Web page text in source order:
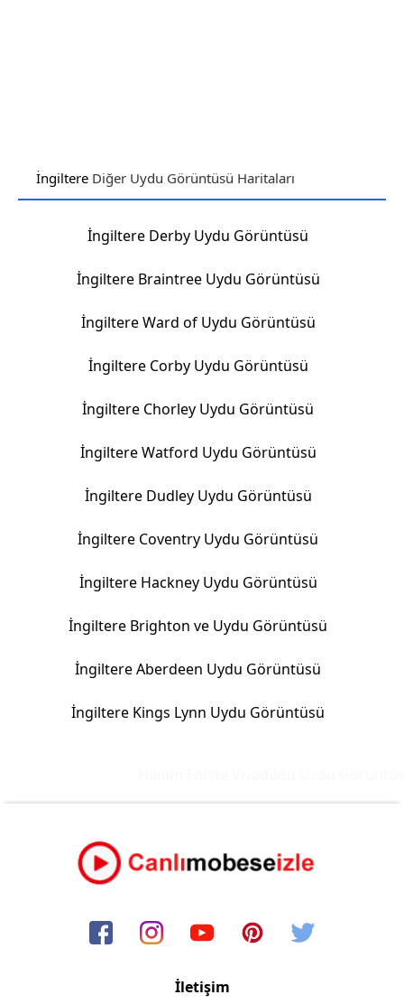
İngiltere Diğer Uydu Görüntüsü Haritaları
İngiltere Derby Uydu Görüntüsü
İngiltere Braintree Uydu Görüntüsü
İngiltere Ward of Uydu Görüntüsü
İngiltere Corby Uydu Görüntüsü
İngiltere Chorley Uydu Görüntüsü
İngiltere Watford Uydu Görüntüsü
İngiltere Dudley Uydu Görüntüsü
İngiltere Coventry Uydu Görüntüsü
İngiltere Hackney Uydu Görüntüsü
İngiltere Brighton ve Uydu Görüntüsü
İngiltere Aberdeen Uydu Görüntüsü
İngiltere Kings Lynn Uydu Görüntüsü
İletişim